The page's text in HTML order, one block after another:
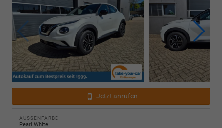
Jetzt anrufen
AUSSENFARBE
Pearl White